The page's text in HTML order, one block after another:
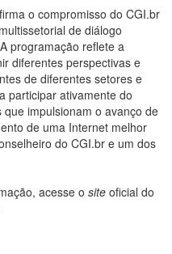
o compromisso do CGI.br
de diálogo
programação reflete a
diferentes perspectivas e
de diferentes setores e
participar ativamente do
impulsionam o avanço de
de uma Internet melhor
do CGI.br e um dos
acesse o site oficial do